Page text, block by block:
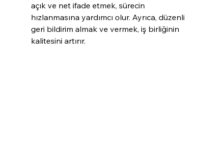
açık ve net ifade etmek, sürecin
hızlanmasına yardımcı olur. Ayrıca, düzenli
geri bildirim almak ve vermek, iş birliğinin
kalitesini artırır.